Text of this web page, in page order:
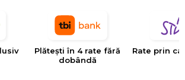
designul, inovatia si calitatea
determina stilul si traiectoria Eysa inca
Plătești în 4 rate fără
dobândă
Rate prin